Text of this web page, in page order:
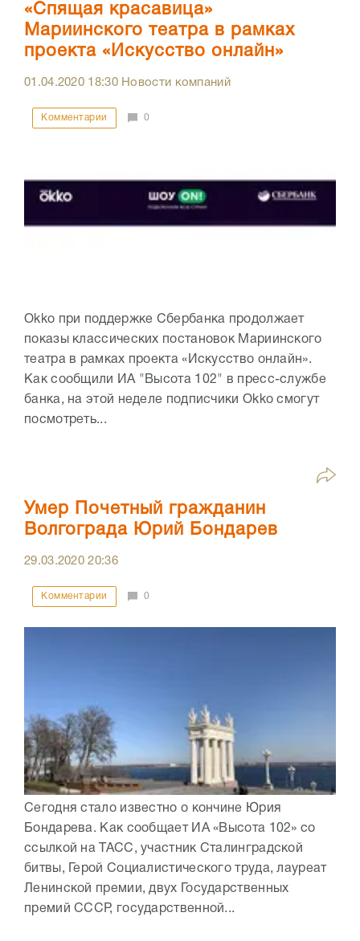
«Спящая красавица»
Мариинского театра в рамках
проекта «Искусство онлайн»
01.04.2020 18:30Новости компаний
Комментарии 0
Okko при поддержке Сбербанка продолжает
показы классических постановок Мариинского
театра в рамках проекта «Искусство онлайн».
Как сообщили ИА "Высота 102" в пресс-службе
банка, на этой неделе подписчики Okko смогут
посмотреть...
Умер Почетный гражданин
Волгограда Юрий Бондарев
29.03.202020:36
Комментарии 0
Сегодня стало известно о кончине Юрия
Бондарева. Как сообщает ИА «Высота 102» со
ссылкой на ТАСС, участник Сталинградской
битвы, Герой Социалистического труда, лауреат
Ленинской премии, двух Государственных
премий СССР, государственной...